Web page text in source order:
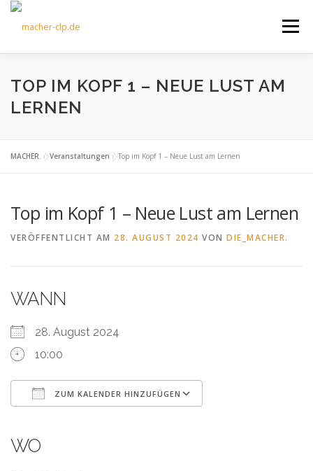
Zum
springen
Menü
ÜBER UNS KULTOURFAHRTEN AKTUELLES
TOP IM KOPF 1 – NEUE LUST AM
LERNEN
MACHER. »Veranstaltungen »Top im Kopf 1 – Neue Lust am Lernen
Top im Kopf 1 – Neue Lust am Lernen
VERÖFFENTLICHT AM 28. AUGUST 2024 VON DIE_MACHER.
WANN
28. August 2024
10:00
ZUM KALENDER HINZUFÜGEN
WO